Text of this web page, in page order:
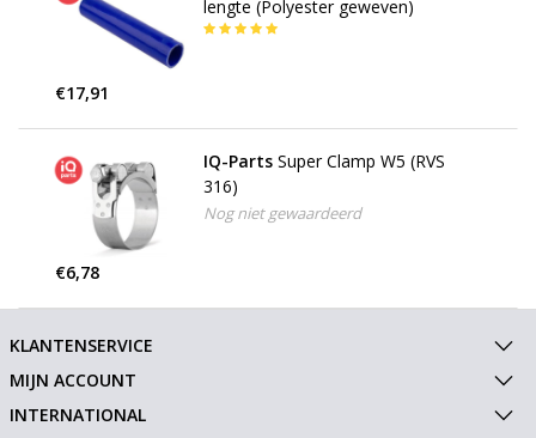
lengte (Polyester geweven)
€17,91
IQ-Parts Super Clamp W5 (RVS
316)
Nog niet gewaardeerd
€6,78
KLANTENSERVICE
MIJN ACCOUNT
INTERNATIONAL